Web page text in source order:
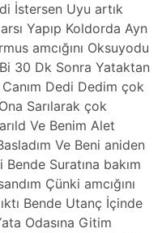
İstersen Uyu artık
Yapıp Koldorda Ayn
amcığını Oksuyodu
30 Dk Sonra Yataktan
Canım Dedi Dedim çok
Sarılarak çok
Ve Benim Alet
Ve Beni aniden
Suratına bakım
Çünki amcığını
Bende Utanç İçinde
Odasına Gitim